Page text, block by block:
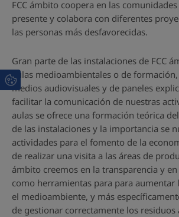
FCC ámbito coopera en las
presente y colabora con diferentes
las personas más desfavorecidas.
Gran parte de las instalaciones de FCC
aulas medioambientales o de
medios audiovisuales y de paneles
facilitar la comunicación de nuestras
aulas se ofrece una formación teórica
de las instalaciones y la importancia se
actividades para el fomento de la
de realizar una visita a las áreas de
ámbito creemos en la transparencia y
como herramientas para para aumentar
el medioambiente, y más
de gestionar correctamente los